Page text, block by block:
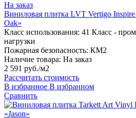
На заказ
Виниловая плитка LVT Vertigo
Oak»
Класс использования: 41 Класс -
нагрузки
Пожарная безопасность: КМ2
Наличие товара: На заказ
2 591 руб./м2
Рассчитать стоимость
В избранное В избранном
Сравнить